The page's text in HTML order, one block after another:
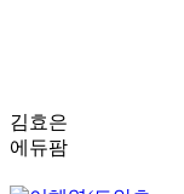
김효은
에듀팜